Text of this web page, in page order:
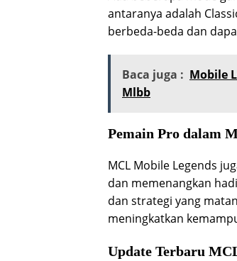
antaranya adalah
berbeda-beda dan
Baca juga : Mobile
Mlbb
Pemain Pro dalam
MCL Mobile Legends
dan memenangkan
dan strategi yang
meningkatkan
Update Terbaru